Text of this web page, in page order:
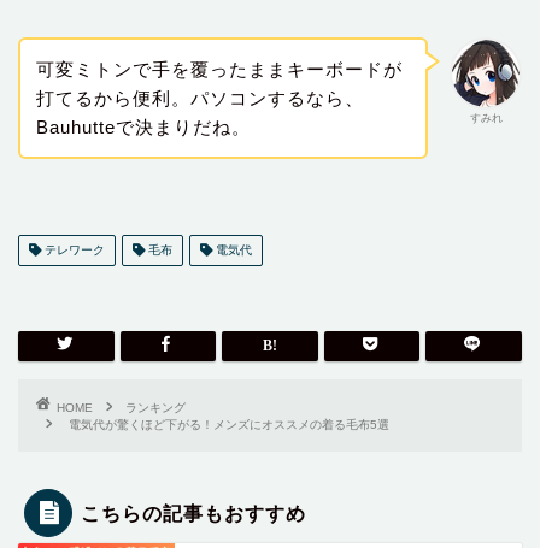
すみれ
可変ミトンで手を覆ったままキーボードが
打てるから便利。パソコンするなら、
Bauhutteで決まりだね。
テレワーク 毛布 電気代
HOME
ランキング
電気代が驚くほど下がる！メンズにオススメの着る毛布5選
こちらの記事もおすすめ